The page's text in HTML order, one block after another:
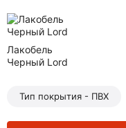
Лакобель
Черный Lord
Тип покрытия - ПВХ